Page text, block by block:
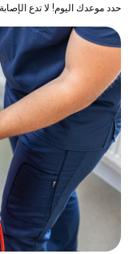
حدد موعدك اليوم! لا تدع